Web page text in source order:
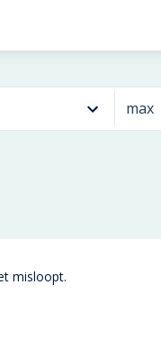
max
misloopt.